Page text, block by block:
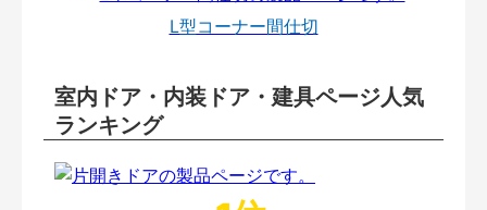
L型コーナー間仕切
室内ドア・内装ドア・建具ページ人気
ランキング